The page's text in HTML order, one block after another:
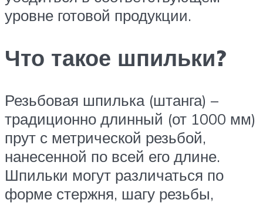
уровне готовой продукции.
Что такое шпильки?
Резьбовая шпилька (штанга) –
традиционно длинный (от 1000 мм)
прут с метрической резьбой,
нанесенной по всей его длине.
Шпильки могут различаться по
форме стержня, шагу резьбы,